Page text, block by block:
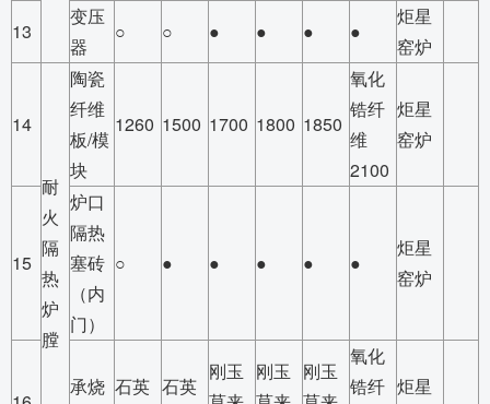
13
变压
器
○ ○ ● ● ● ●
炬星
窑炉
14
耐
火
隔
热
炉
膛
陶瓷
纤维
板/模
块
1260 1500 1700 1800 1850
氧化
锆纤
维
2100
炬星
窑炉
15
炉口
隔热
塞砖
（内
门）
○ ● ● ● ● ●
炬星
窑炉
承烧 石英 石英
刚玉
刚玉
刚玉
氧化
锆纤 炬星